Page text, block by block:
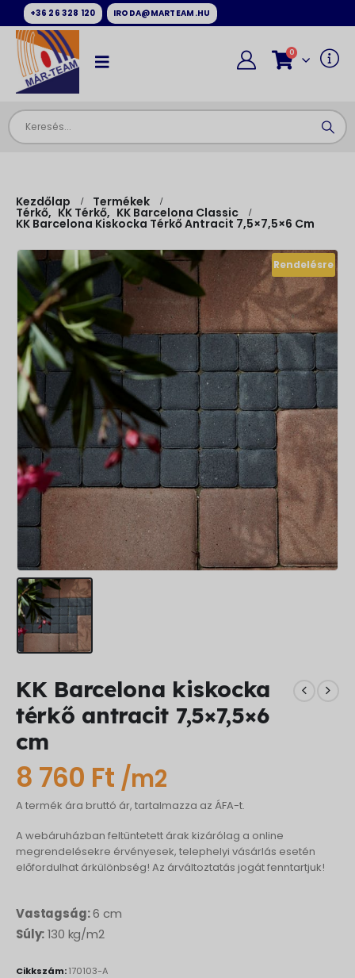
+36 26 328 120 IRODA@MARTEAM.HU
0
Kezdőlap Termékek
Térkő, KK Térkő, KK Barcelona Classic
KK Barcelona Kiskocka Térkő Antracit 7,5×7,5×6 Cm
Rendelésre
KK Barcelona kiskocka
térkő antracit 7,5×7,5×6
cm
8 760 Ft /m2
A termék ára bruttó ár, tartalmazza az ÁFA-t.
A webáruházban feltüntetett árak kizárólag a online
megrendelésekre érvényesek, telephelyi vásárlás esetén
előfordulhat árkülönbség! Az árváltoztatás jogát fenntartjuk!
Vastagság:6 cm
Súly:130 kg/m2
Cikkszám:170103-A